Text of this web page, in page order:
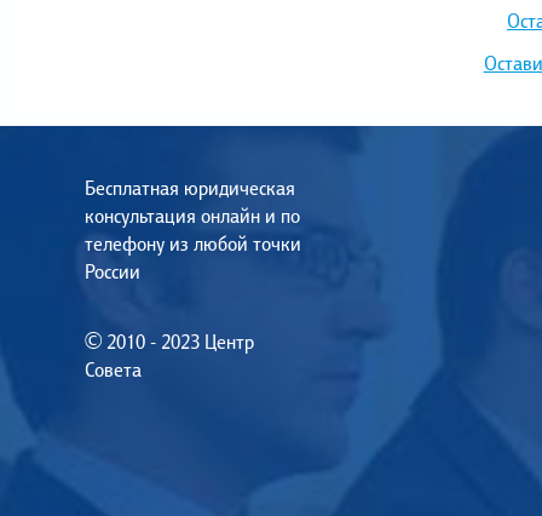
Бесплатная юридическая
консультация онлайн и по
телефону из любой точки
России
© 2010 - 2023 Центр
Совета